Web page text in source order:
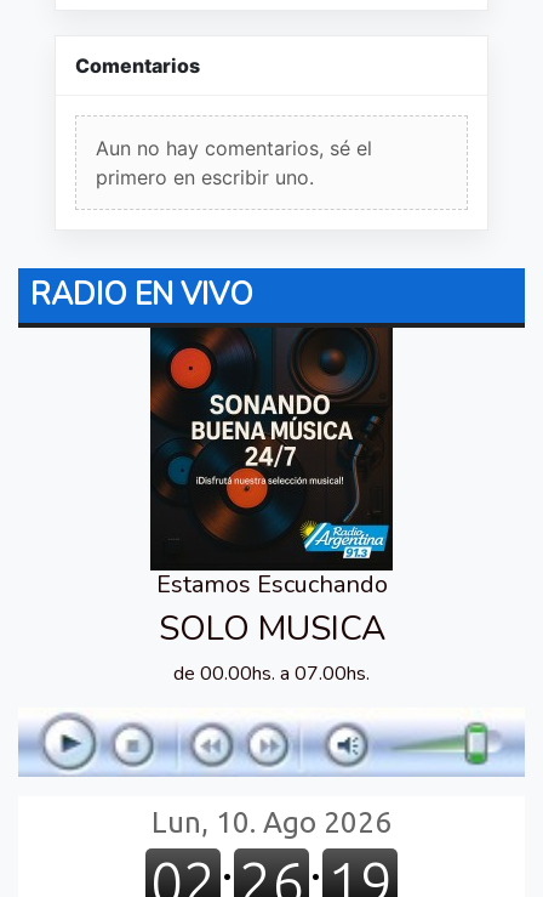
Comentarios
Aun no hay comentarios, sé el
primero en escribir uno.
RADIO EN VIVO
Estamos Escuchando
SOLO MUSICA
de 00.00hs. a 07.00hs.